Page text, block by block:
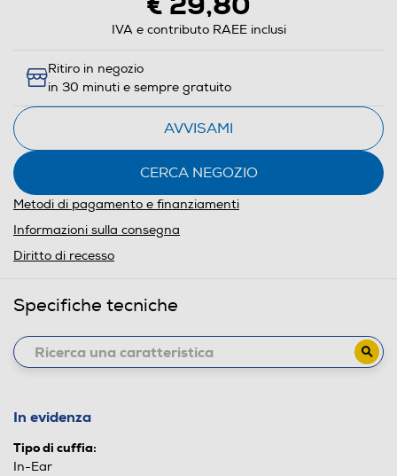
IVA e contributo RAEE inclusi
Ritiro in negozio
in 30 minuti e sempre gratuito
AVVISAMI
CERCA NEGOZIO
Metodi di pagamento e finanziamenti
Informazioni sulla consegna
Diritto di recesso
Specifiche tecniche
In evidenza
Tipo di cuffia:
In-Ear